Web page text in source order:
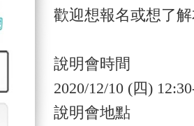
歡迎想報名或想了
說明會時間
2020/12/10 (四)
說明會地點